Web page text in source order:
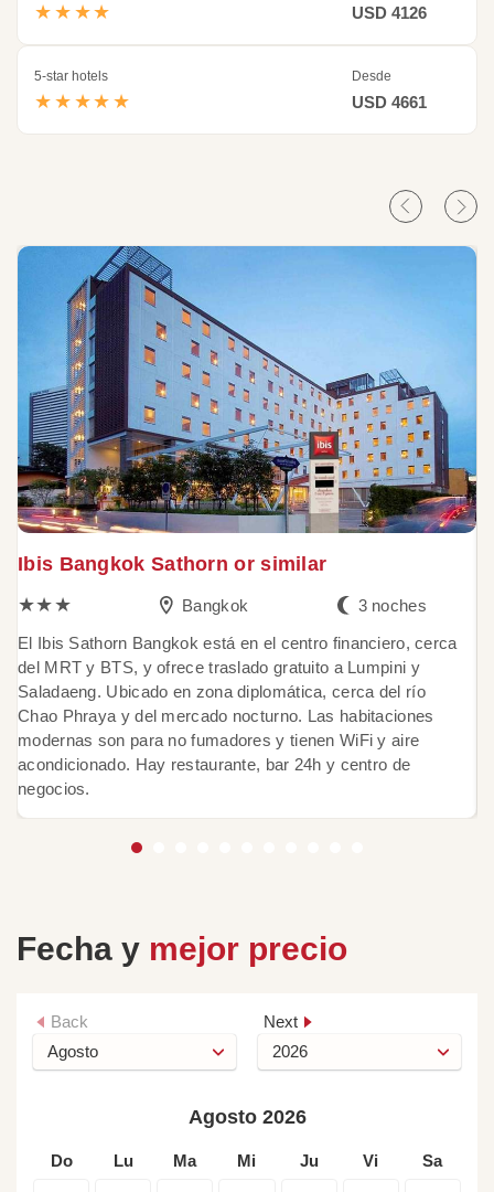
★★★★ USD 4126
5-star hotels
★★★★★
Desde
USD 4661
Ibis Bangkok Sathorn or similar
★★★
Bangkok 3 noches
El Ibis Sathorn Bangkok está en el centro financiero, cerca
del MRT y BTS, y ofrece traslado gratuito a Lumpini y
Saladaeng. Ubicado en zona diplomática, cerca del río
Chao Phraya y del mercado nocturno. Las habitaciones
modernas son para no fumadores y tienen WiFi y aire
acondicionado. Hay restaurante, bar 24h y centro de
negocios.
Fecha y mejor precio
Back Next
Agosto 2026
Do Lu Ma Mi Ju Vi Sa